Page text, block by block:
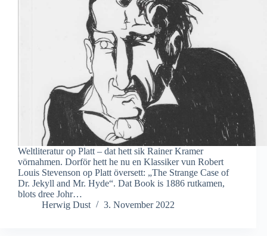
Weltliteratur op Platt – dat hett sik Rainer Kramer
vörnahmen. Dorför hett he nu en Klassiker vun Robert
Louis Stevenson op Platt översett: „The Strange Case of
Dr. Jekyll and Mr. Hyde“. Dat Book is 1886 rutkamen,
blots dree Johr…
Herwig Dust
3. November 2022